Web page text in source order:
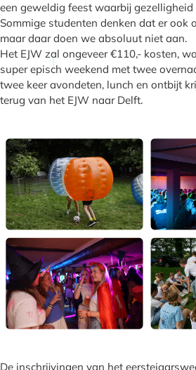
een geweldig feest waarbij
Sommige studenten denken dat er ook
maar daar doen we absoluut niet aan.
Het EJW zal ongeveer €110,- kosten,
super episch weekend met twee
twee keer avondeten, lunch en ontbijt
terug van het EJW naar Delft.
De inschrijvingen van het